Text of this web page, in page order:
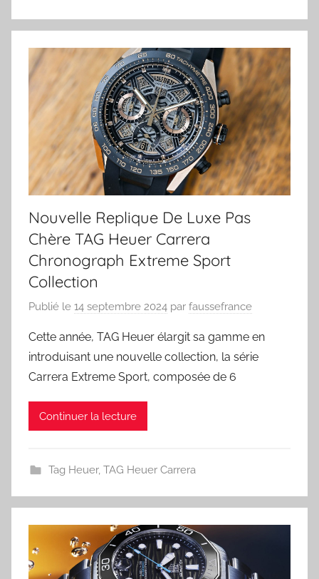
Nouvelle Replique De Luxe Pas
Chère TAG Heuer Carrera
Chronograph Extreme Sport
Collection
Publié le 14 septembre 2024 par faussefrance
Cette année, TAG Heuer élargit sa gamme en
introduisant une nouvelle collection, la série
Carrera Extreme Sport, composée de 6
Continuer la lecture
Tag Heuer, TAG Heuer Carrera